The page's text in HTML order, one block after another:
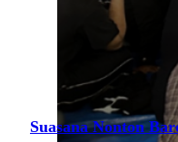
Suasana Nonton